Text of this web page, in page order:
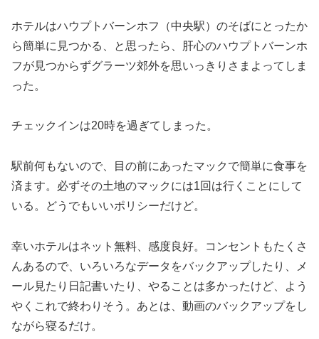
ホテルはハウプトバーンホフ（中央駅）のそばにとったか
ら簡単に見つかる、と思ったら、肝心のハウプトバーンホ
フが見つからずグラーツ郊外を思いっきりさまよってしま
った。
チェックインは20時を過ぎてしまった。
駅前何もないので、目の前にあったマックで簡単に食事を
済ます。必ずその土地のマックには1回は行くことにして
いる。どうでもいいポリシーだけど。
幸いホテルはネット無料、感度良好。コンセントもたくさ
んあるので、いろいろなデータをバックアップしたり、メ
ール見たり日記書いたり、やることは多かったけど、よう
やくこれで終わりそう。あとは、動画のバックアップをし
ながら寝るだけ。